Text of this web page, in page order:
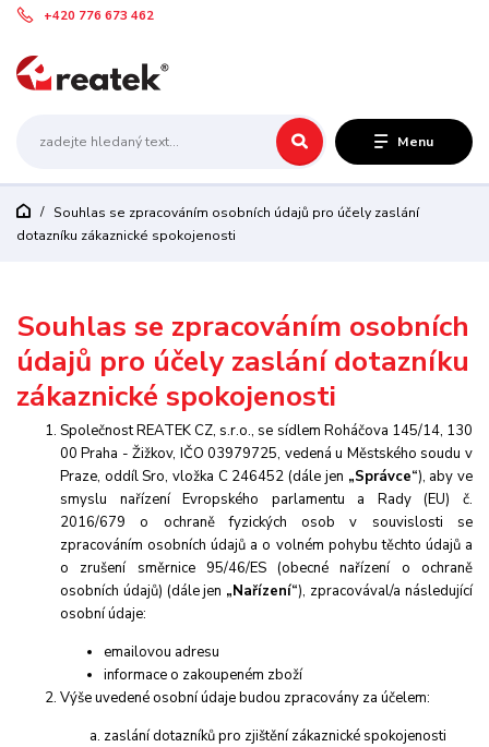
Menu
+420 776 673 462
Souhlas se zpracováním osobních údajů pro účely zaslání
dotazníku zákaznické spokojenosti
Souhlas se zpracováním osobních
údajů pro účely zaslání dotazníku
zákaznické spokojenosti
Společnost REATEK CZ, s.r.o., se sídlem Roháčova 145/14, 130
00 Praha - Žižkov, IČO 03979725, vedená u Městského soudu v
Praze, oddíl Sro, vložka C 246452(dále jen „Správce“), aby ve
smyslu nařízení Evropského parlamentu a Rady (EU) č.
2016/679 o ochraně fyzických osob v souvislosti se
zpracováním osobních údajů a o volném pohybu těchto údajů a
o zrušení směrnice 95/46/ES (obecné nařízení o ochraně
osobních údajů) (dále jen „Nařízení“), zpracovával/a následující
osobní údaje:
emailovou adresu
informace o zakoupeném zboží
Výše uvedené osobní údaje budou zpracovány za účelem:
zaslání dotazníků pro zjištění zákaznické spokojenosti